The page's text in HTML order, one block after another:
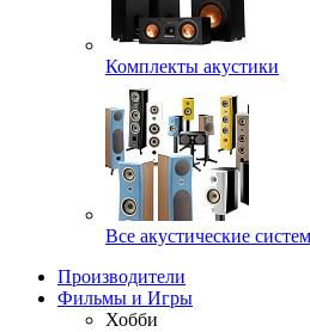
Комплекты акустики
Все акустические
Производители
Фильмы и Игры
Хобби